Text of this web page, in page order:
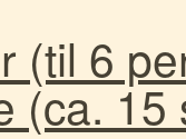
(til 6
(ca.